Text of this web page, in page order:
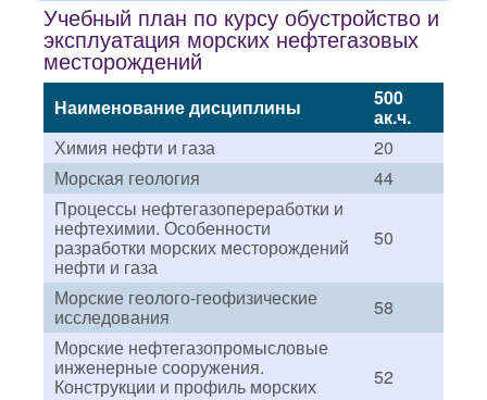
Учебный план по курсу обустройство и
эксплуатация морских нефтегазовых
месторождений
Наименование дисциплины 500
ак.ч.
Химия нефти и газа
20
Морская геология
44
Процессы нефтегазопереработки и
нефтехимии. Особенности
разработки морских месторождений
нефти и газа
50
Морские геолого-геофизические
исследования
58
Морские нефтегазопромысловые
инженерные сооружения.
Конструкции и профиль морских 52